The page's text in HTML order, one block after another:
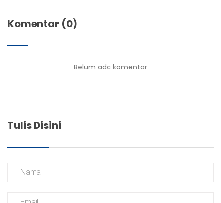
Komentar (0)
Belum ada komentar
Tulis Disini